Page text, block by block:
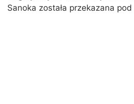
Sanoka została przekazana